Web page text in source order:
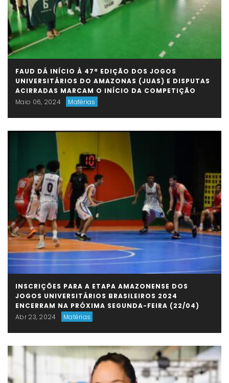
FAUD DÁ INÍCIO À 47ª EDIÇÃO DOS JOGOS
UNIVERSITÁRIOS DO AMAZONAS (JUAS) E DISPUTAS
ACIRRADAS MARCAM O INÍCIO DA COMPETIÇÃO
Maio 06, 2024
Matérias
INSCRIÇÕES PARA A ETAPA AMAZONENSE DOS
JOGOS UNIVERSITÁRIOS BRASILEIROS 2024
ENCERRAM NA PRÓXIMA SEGUNDA-FEIRA (22/04)
Abr 23, 2024
Matérias